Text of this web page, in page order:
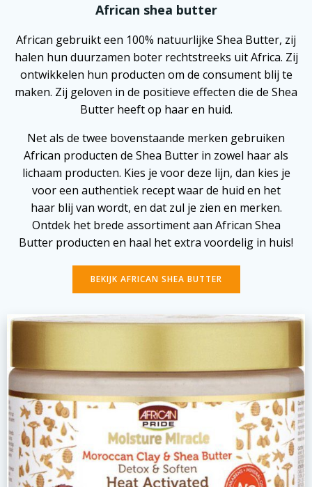
African shea butter
African gebruikt een 100% natuurlijke Shea Butter, zij
halen hun duurzamen boter rechtstreeks uit Africa. Zij
ontwikkelen hun producten om de consument blij te
maken. Zij geloven in de positieve effecten die de Shea
Butter heeft op haar en huid.
Net als de twee bovenstaande merken gebruiken
African producten de Shea Butter in zowel haar als
lichaam producten. Kies je voor deze lijn, dan kies je
voor een authentiek recept waar de huid en het
haar blij van wordt, en dat zul je zien en merken.
Ontdek het brede assortiment aan African Shea
Butter producten en haal het extra voordelig in huis!
BEKIJK AFRICAN SHEA BUTTER